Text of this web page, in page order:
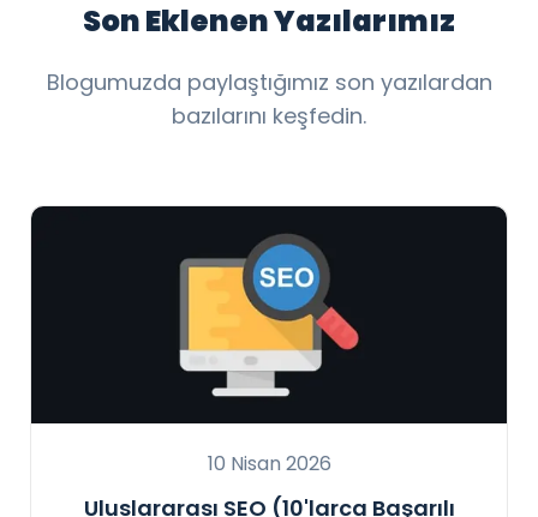
Son Eklenen Yazılarımız
Blogumuzda paylaştığımız son yazılardan
bazılarını keşfedin.
10 Nisan 2026
Uluslararası SEO (10'larca Başarılı